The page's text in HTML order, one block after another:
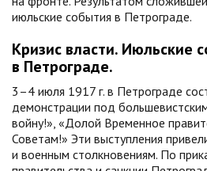
июльские события в Петрограде.
Кризис власти. Июльские
в Петрограде.
3–4 июля 1917 г. в Петрограде
демонстрации под
войну!», «Долой Временное
Советам!» Эти выступления
и военным столкновениям. По